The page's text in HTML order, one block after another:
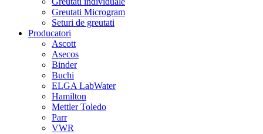
Greutati Microgram
Seturi de greutati
Producatori
Ascott
Asecos
Binder
Buchi
ELGA LabWater
Hamilton
Mettler Toledo
Parr
VWR